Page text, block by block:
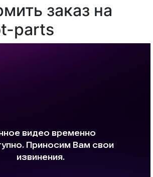
заказ на
parts